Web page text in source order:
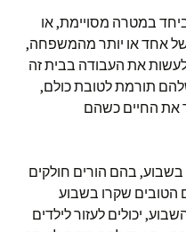
במטרה מסויימת, או
אחד או יותר מהמשפחה,
את העבודה בבית זה
תורמת לטובת כולם,
את החיים כשהם
בהם הורים חולקים
שקרו בשבוע
יכולים לעזור לילדים